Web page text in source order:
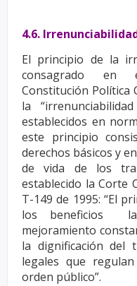
4.6.
El principio de la
consagrado
Constitución Política
la
establecidos en
este principio
derechos básicosy
de vida de los
establecido la Corte
T-149 de 1995: “El
los beneficios
mejoramiento
la dignificación del
legales que
orden público”.